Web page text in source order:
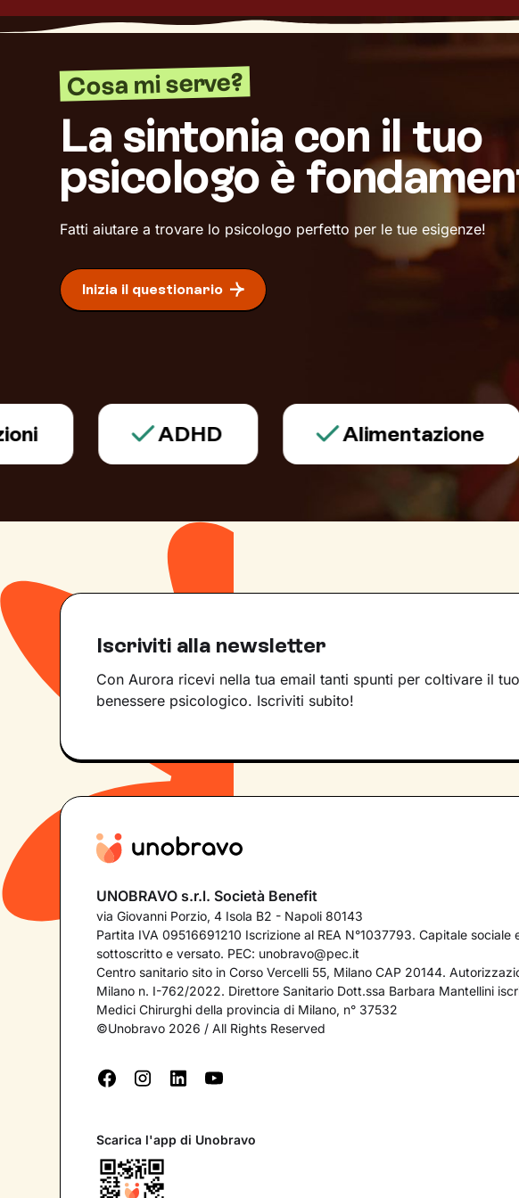
Cosa mi serve?
La sintonia con il tuo
psicologo è
Fatti aiutare a trovare lo psicologo perfetto per le tue esigenze!
Inizia il questionario
ADHD Alimentazione
Iscriviti alla newsletter
Con Aurora ricevi nella tua email tanti spunti per coltivare il tuo
benessere psicologico. Iscriviti subito!
UNOBRAVO s.r.l. Società Benefit
via Giovanni Porzio, 4 Isola B2 - Napoli 80143
Partita IVA 09516691210 Iscrizione al REA N°1037793. Capitale sociale
sottoscritto e versato. PEC: unobravo@pec.it
Centro sanitario sito in Corso Vercelli 55, Milano CAP 20144.
Milano n. I-762/2022. Direttore Sanitario Dott.ssa Barbara Mantellini
Medici Chirurghi della provincia di Milano, n° 37532
©Unobravo 2026 / All Rights Reserved
Scarica l'app di Unobravo